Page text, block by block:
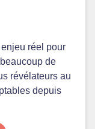
réel pour
de
révélateurs au
depuis